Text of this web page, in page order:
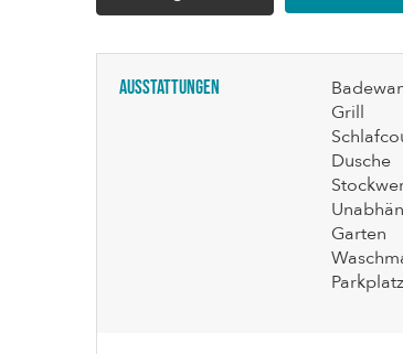
Ausstattungen
Grill
Dusche
Garten
Parkplatz